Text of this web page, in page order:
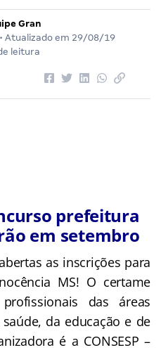
Gran
• Atualizado em 29/08/19
leitura
prefeitura
em setembro
as inscrições para
MS! O certame
das áreas
da educação e de
é a CONSESP –